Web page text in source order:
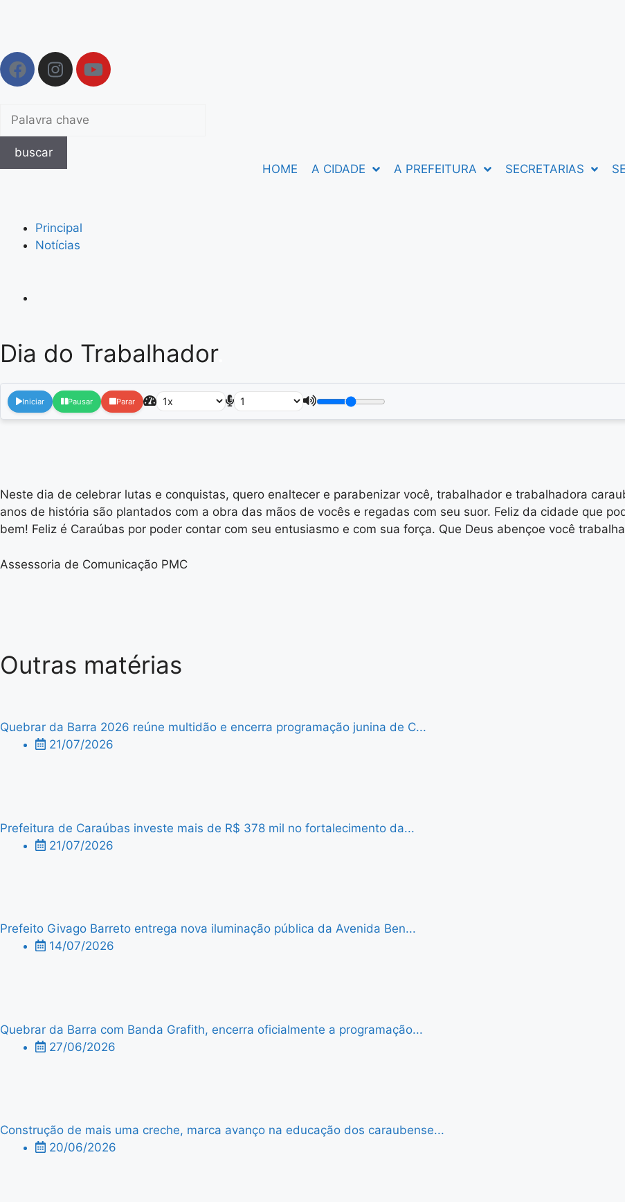
buscar
HOME
A CIDADE A PREFEITURA SECRETARIAS
Principal
Notícias
Dia do Trabalhador.
Iniciar Pausar Parar
Neste dia de celebrar lutas e conquistas, quero enaltecer e parabenizar você, trabalhador e trabalhadora
anos de história são plantados com a obra das mãos de vocês e regadas com seu suor. Feliz da cidade que
bem! Feliz é Caraúbas por poder contar com seu entusiasmo e com sua força. Que Deus abençoe você
Assessoria de Comunicação PMC
Outras matérias
Quebrar da Barra 2026 reúne multidão e encerra programação junina de C...
21/07/2026
Prefeitura de Caraúbas investe mais de R$ 378 mil no fortalecimento da...
21/07/2026
Prefeito Givago Barreto entrega nova iluminação pública da Avenida Ben...
14/07/2026
Quebrar da Barra com Banda Grafith, encerra oficialmente a programação...
27/06/2026
Construção de mais uma creche, marca avanço na educação dos caraubense...
20/06/2026